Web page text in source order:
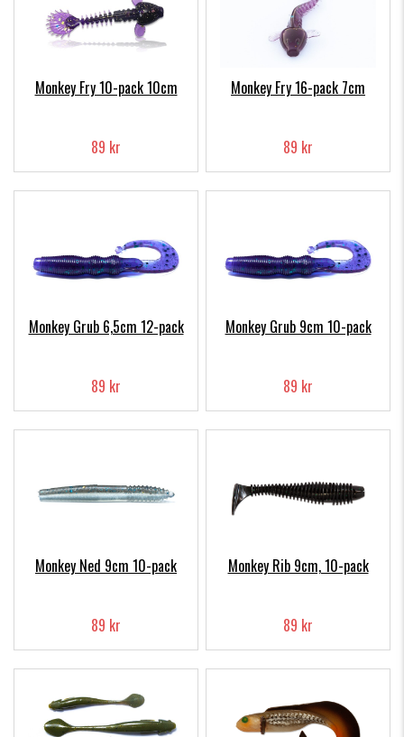
Monkey Fry 10-pack 10cm
89 kr
Monkey Fry 16-pack 7cm
89 kr
Monkey Grub 6,5cm 12-pack
89 kr
Monkey Grub 9cm 10-pack
89 kr
Monkey Ned 9cm 10-pack
89 kr
Monkey Rib 9cm, 10-pack
89 kr